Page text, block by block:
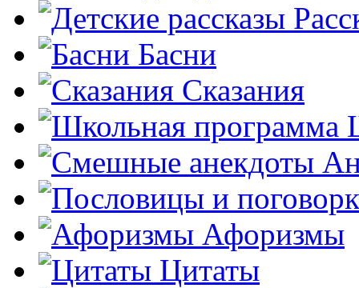
Басни
Сказания
Афоризмы
Цитаты